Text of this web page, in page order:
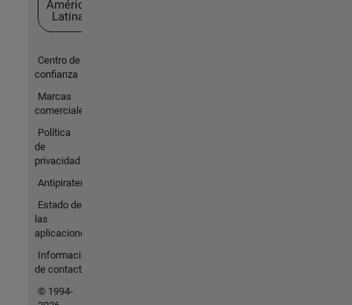
América
Latina
Centro de
confianza
Marcas
comerciales
Política
de
privacidad
Antipiratería
Estado de
las
aplicaciones
Información
de contacto
© 1994-